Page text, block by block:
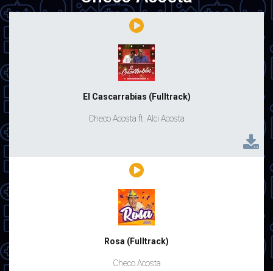
El Cascarrabias (Fulltrack)
Checo Acosta ft. Alci Acosta
Rosa (Fulltrack)
Checo Acosta